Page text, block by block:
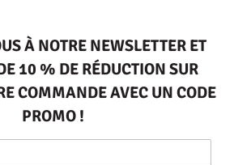
À NOTRE NEWSLETTER ET
10 % DE RÉDUCTION SUR
COMMANDE AVEC UN CODE
PROMO !